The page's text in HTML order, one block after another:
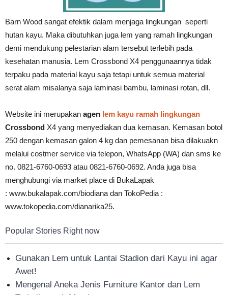
Barn Wood sangat efektik dalam menjaga lingkungan seperti
hutan kayu. Maka dibutuhkan juga lem yang ramah lingkungan
demi mendukung pelestarian alam tersebut terlebih pada
kesehatan manusia. Lem Crossbond X4 penggunaannya tidak
terpaku pada material kayu saja tetapi untuk semua material
serat alam misalanya saja laminasi bambu, laminasi rotan, dll.
Website ini merupakan agen lem kayu ramah lingkungan
Crossbond X4 yang menyediakan dua kemasan. Kemasan botol
250 dengan kemasan galon 4 kg dan pemesanan bisa dilakuakn
melalui costmer service via telepon, WhatsApp (WA) dan sms ke
no. 0821-6760-0693 atau 0821-6760-0692. Anda juga bisa
menghubungi via market place di BukaLapak
: www.bukalapak.com/biodiana dan TokoPedia :
www.tokopedia.com/dianarika25.
Popular Stories Right now
Gunakan Lem untuk Lantai Stadion dari Kayu ini agar
Awet!
Mengenal Aneka Jenis Furniture Kantor dan Lem